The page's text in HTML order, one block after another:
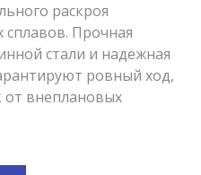
раскроя
сплавов. Прочная
стали и надежная
ровный ход,
внеплановых